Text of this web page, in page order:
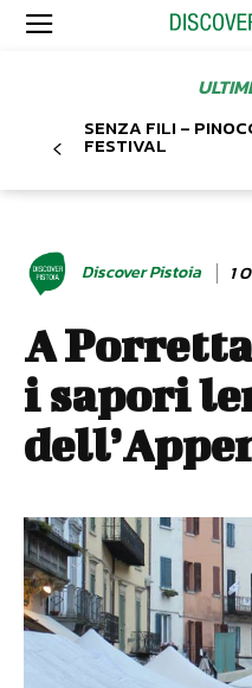
SENZA FILI –
FESTIVAL
Discover Pistoia 1
A
i sapori